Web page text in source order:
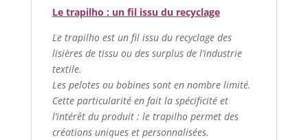
Le trapilho : un fil issu du recyclage
Le trapilho est un fil issu du recyclage des
lisières de tissu ou des surplus de l’industrie
textile.
Les pelotes ou bobines sont en nombre limité.
Cette particularité en fait la spécificité et
l’intérêt du produit : le trapilho permet des
créations uniques et personnalisées.